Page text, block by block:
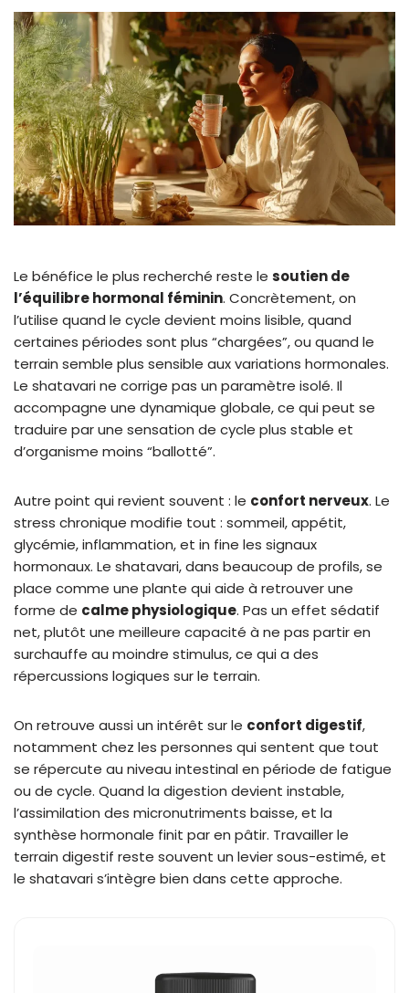
Le bénéfice le plus recherché reste le soutien de
l’équilibre hormonal féminin. Concrètement, on
l’utilise quand le cycle devient moins lisible, quand
certaines périodes sont plus “chargées”, ou quand le
terrain semble plus sensible aux variations hormonales.
Le shatavari ne corrige pas un paramètre isolé. Il
accompagne une dynamique globale, ce qui peut se
traduire par une sensation de cycle plus stable et
d’organisme moins “ballotté”.
Autre point qui revient souvent : le confort nerveux. Le
stress chronique modifie tout : sommeil, appétit,
glycémie, inflammation, et in fine les signaux
hormonaux. Le shatavari, dans beaucoup de profils, se
place comme une plante qui aide à retrouver une
forme de calme physiologique. Pas un effet sédatif
net, plutôt une meilleure capacité à ne pas partir en
surchauffe au moindre stimulus, ce qui a des
répercussions logiques sur le terrain.
On retrouve aussi un intérêt sur le confort digestif,
notamment chez les personnes qui sentent que tout
se répercute au niveau intestinal en période de fatigue
ou de cycle. Quand la digestion devient instable,
l’assimilation des micronutriments baisse, et la
synthèse hormonale finit par en pâtir. Travailler le
terrain digestif reste souvent un levier sous-estimé, et
le shatavari s’intègre bien dans cette approche.